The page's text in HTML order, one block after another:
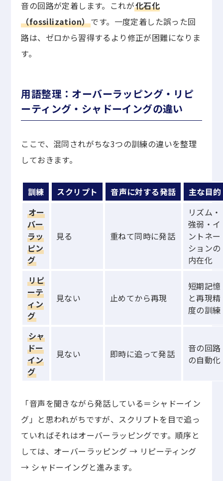
音の回路が定着します。これが化石化
（fossilization）です。一度定着した誤った回
路は、ゼロから習得するより修正が困難になりま
す。
用語整理：オーバーラッピング・リピ
ーティング・シャドーイングの違い
ここで、混同されがちな3つの訓練の違いを整理
しておきます。
訓練 スクリプト 音声に対する発話
主な目的
オー
バー
ラッ
ピン
グ
見る 重ねて同時に発話
リズム・
強弱・イ
ントネー
ションの
内在化
リピ
ーテ
ィン
グ
見ない 止めてから再現
短期記憶
と再現精
度の訓練
シャ
ドー
イン
グ
見ない 即時に追って発話
音の回路
の自動化
「音声を聞きながら発話している＝シャドーイン
グ」と思われがちですが、スクリプトを目で追っ
ていればそれはオーバーラッピングです。順序と
しては、オーバーラッピング → リピーティング
→ シャドーイングと進みます。